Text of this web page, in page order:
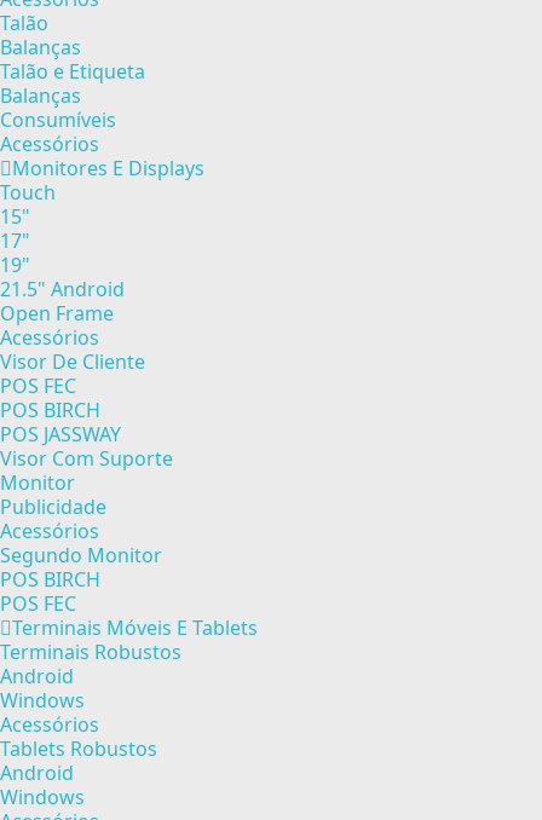
Talão
Balanças
Talão e Etiqueta
Balanças
Consumíveis
Acessórios
Monitores E Displays
Touch
15"
17"
19"
21.5" Android
Open Frame
Acessórios
Visor De Cliente
POS FEC
POS BIRCH
POS JASSWAY
Visor Com Suporte
Monitor
Publicidade
Acessórios
Segundo Monitor
POS BIRCH
POS FEC
Terminais Móveis E Tablets
Terminais Robustos
Android
Windows
Acessórios
Tablets Robustos
Android
Windows